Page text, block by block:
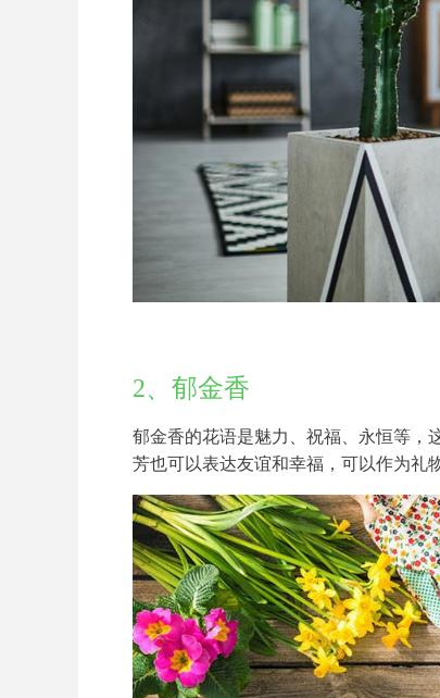
2、郁金香
郁金香的花语是魅力、祝福、永恒等，
芳也可以表达友谊和幸福，可以作为礼